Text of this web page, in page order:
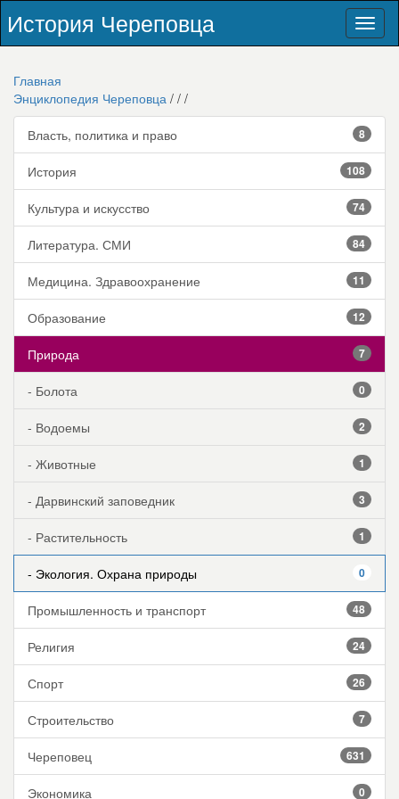
История Череповца
Главная
Энциклопедия Череповца / / /
Власть, политика и право 8
История 108
Культура и искусство 74
Литература. СМИ 84
Медицина. Здравоохранение 11
Образование 12
Природа 7
- Болота 0
- Водоемы 2
- Животные 1
- Дарвинский заповедник 3
- Растительность 1
- Экология. Охрана природы 0
Промышленность и транспорт 48
Религия 24
Спорт 26
Строительство 7
Череповец 631
Экономика 0